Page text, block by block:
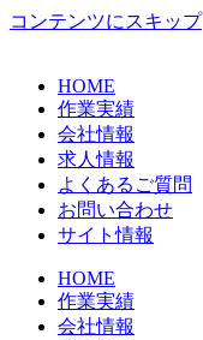
コンテンツにスキップ
HOME
作業実績
会社情報
求人情報
よくあるご質問
お問い合わせ
サイト情報
HOME
作業実績
会社情報